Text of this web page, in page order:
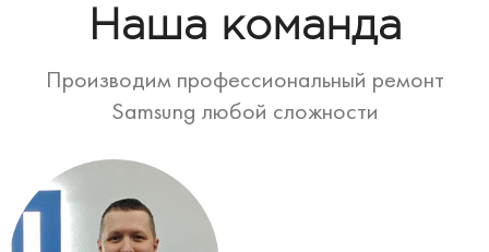
Наша команда
Производим профессиональный ремонт
Samsung любой сложности